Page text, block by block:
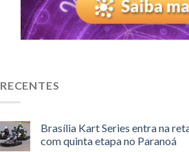
RECENTES
Brasília Kart Series entra na
com quinta etapa no Paranoá